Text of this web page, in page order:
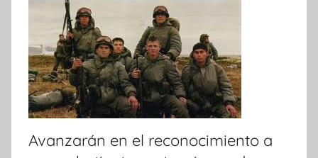
Avanzarán en el reconocimiento a